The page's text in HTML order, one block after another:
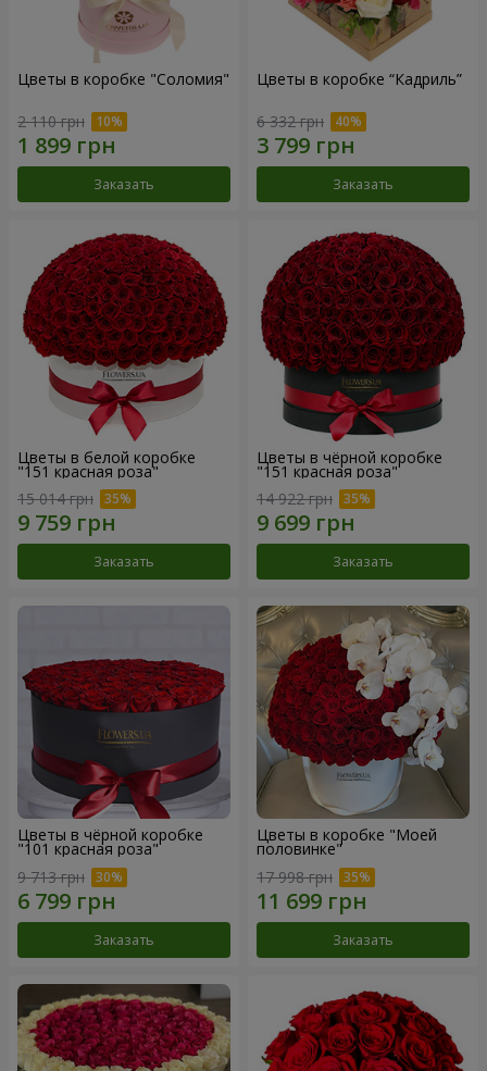
Цветы в коробке "Соломия"
2 110 грн
Заказать
Цветы в коробке “Кадриль”
6 332 грн
Заказать
Цветы в белой коробке
"151 красная роза"
15 014 грн
Заказать
Цветы в чёрной коробке
"151 красная роза"
14 922 грн
Заказать
Цветы в чёрной коробке
"101 красная роза"
9 713 грн
Заказать
Цветы в коробке "Моей
половинке"
17 998 грн
Заказать